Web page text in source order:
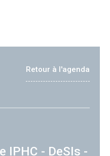
Retour à l'agenda
IPHC - DeSIs -